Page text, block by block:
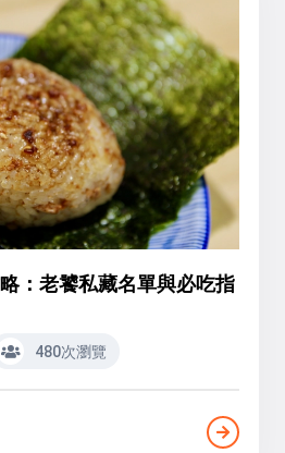
：老饕私藏名單與必吃指
480次瀏覽